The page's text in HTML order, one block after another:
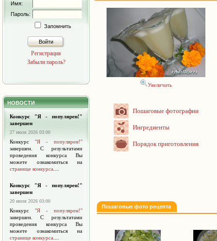
Имя:
Пароль:
Запомнить
Войти
Регистрация
Забыли пароль?
НОВОСТИ
Конкурс "Я - популярен!"
завершен
27 июля 2026 03:00
Конкурс "Я - популярен!"
завершен. С результатами
проведения конкурса Вы
можете ознакомиться на
странице конкурса
Конкурс "Я - популярен!"
завершен
20 июля 2026 03:00
Конкурс "Я - популярен!"
завершен. С результатами
проведения конкурса Вы
можете ознакомиться на
странице конкурса
Увеличить
Пошаговые фотографии
Ингредиенты
Порядок приготовления
Пошаговые фото рецепта